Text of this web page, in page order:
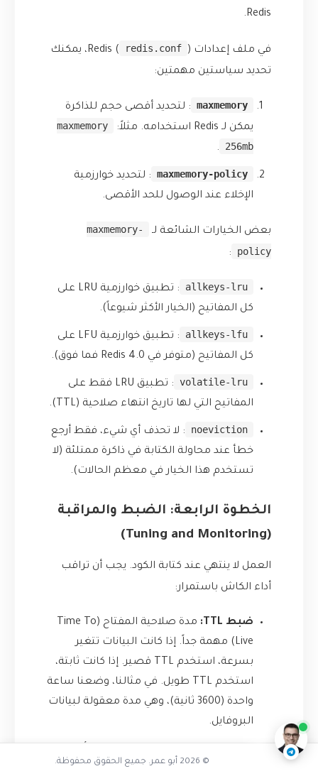
Redis.
في ملف إعدادات Redis ( redis.conf
)، يمكنك
تحديد سياستين مهمتين:
maxmemory : لتحديد أقصى حجم للذاكرة
يمكن لـ Redis استخدامه. مثلاً:
maxmemory
256mb
.
maxmemory-policy : لتحديد خوارزمية
الإخلاء عند الوصول للحد الأقصى.
بعض الخيارات الشائعة لـ
maxmemory-
policy
:
allkeys-lru
: تطبيق خوارزمية LRU على
كل المفاتيح (الخيار الأكثر شيوعاً).
allkeys-lfu
: تطبيق خوارزمية LFU على
كل المفاتيح (متوفر في Redis 4.0 فما فوق).
volatile-lru
: تطبيق LRU فقط على
المفاتيح التي لها تاريخ انتهاء صلاحية (TTL).
noeviction
: لا تحذف أي شيء، فقط أرجع
خطأ عند محاولة الكتابة في ذاكرة ممتلئة (لا
تستخدم هذا الخيار في معظم الحالات).
الخطوة الرابعة: الضبط والمراقبة
(Tuning and Monitoring)
العمل لا ينتهي عند كتابة الكود. يجب أن تراقب
أداء الكاش باستمرار:
ضبط TTL:
مدة صلاحية المفتاح (Time To
Live) مهمة جداً. إذا كانت البيانات تتغير
بسرعة، استخدم TTL قصير. إذا كانت ثابتة،
استخدم TTL طويل. في مثالنا، وضعنا ساعة
واحدة (3600 ثانية)، وهي مدة معقولة لبيانات
البروفايل.
مؤشر على فعالية الكاش. يمكن حسابها
ما الفرق بين LRU و LFU
ناقشنا على تليجرام@AbuOmarTech_bot
© 2026 أبو عمر. جميع الحقوق محفوظة.